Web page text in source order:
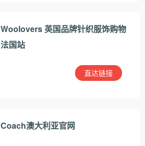
Woolovers 英国品牌针织服饰购物
法国站
直达链接
Coach澳大利亚官网